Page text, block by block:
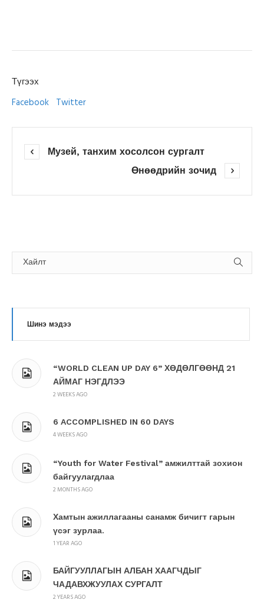
Түгээх
Facebook Twitter
Музей, танхим хосолсон сургалт
Өнөөдрийн зочид
Шинэ мэдээ
“WORLD CLEAN UP DAY 6” ХӨДӨЛГӨӨНД 21
АЙМАГ НЭГДЛЭЭ
2 WEEKS AGO
6 ACCOMPLISHED IN 60 DAYS
4 WEEKS AGO
“Youth for Water Festival” амжилттай зохион
байгуулагдлаа
2 MONTHS AGO
Хамтын ажиллагааны санамж бичигт гарын
үсэг зурлаа.
1 YEAR AGO
БАЙГУУЛЛАГЫН АЛБАН ХААГЧДЫГ
ЧАДАВХЖУУЛАХ СУРГАЛТ
2 YEARS AGO